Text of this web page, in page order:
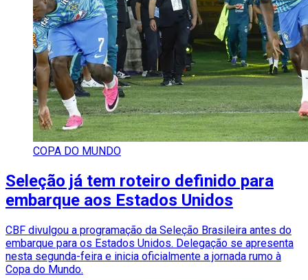
COPA DO MUNDO
Seleção já tem roteiro definido para
embarque aos Estados Unidos
CBF divulgou a programação da Seleção Brasileira antes do
embarque para os Estados Unidos. Delegação se apresenta
nesta segunda-feira e inicia oficialmente a jornada rumo à
Copa do Mundo.